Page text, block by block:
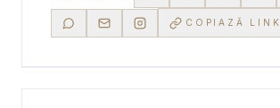
COPIAZĂ LINK